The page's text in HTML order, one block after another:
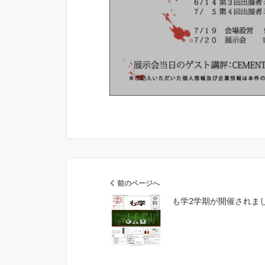
前のページへ
も学2学期が開催されま